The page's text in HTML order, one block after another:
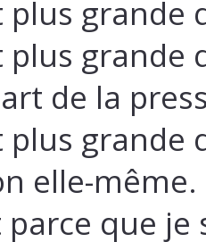
plus grande
plus grande
de la
plus grande
elle-même.
parce que